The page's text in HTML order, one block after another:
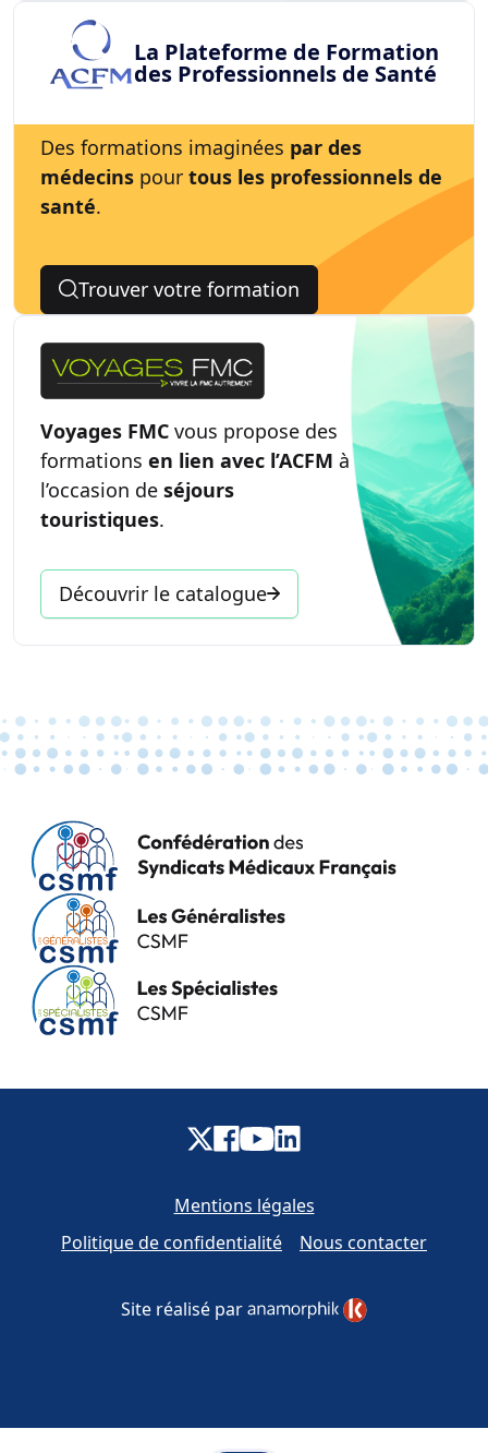
La Plateforme de Formation
des Professionnels de Santé
Des formations imaginées par des
médecins pour tous les professionnels de
santé.
Trouver votre formation
Voyages FMC vous propose des
formations en lien avec l’ACFM à
l’occasion de séjours
touristiques.
Découvrir le catalogue
Mentions légales
Politique de confidentialité
Nous contacter
Site réalisé par